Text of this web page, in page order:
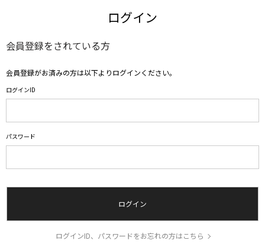
ログイン
会員登録をされている方
会員登録がお済みの方は以下よりログインください。
ログインID
パスワード
ログイン
ログインID、パスワードをお忘れの方はこちら